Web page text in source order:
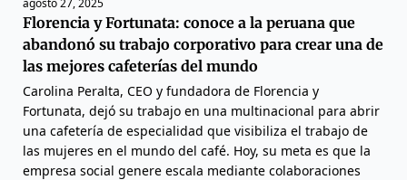
Florencia y Fortunata: conoce a la peruana que
abandonó su trabajo corporativo para crear una de
las mejores cafeterías del mundo
Carolina Peralta, CEO y fundadora de Florencia y
Fortunata, dejó su trabajo en una multinacional para abrir
una cafetería de especialidad que visibiliza el trabajo de
las mujeres en el mundo del café. Hoy, su meta es que la
empresa social genere escala mediante colaboraciones